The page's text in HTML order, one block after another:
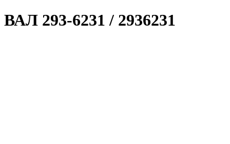
ВАЛ 293-6231 / 2936231